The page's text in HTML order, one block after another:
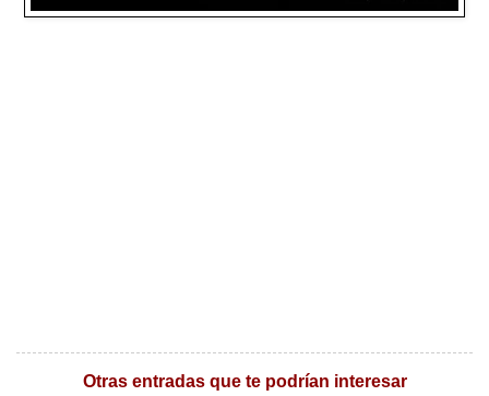
Otras entradas que te podrían interesar